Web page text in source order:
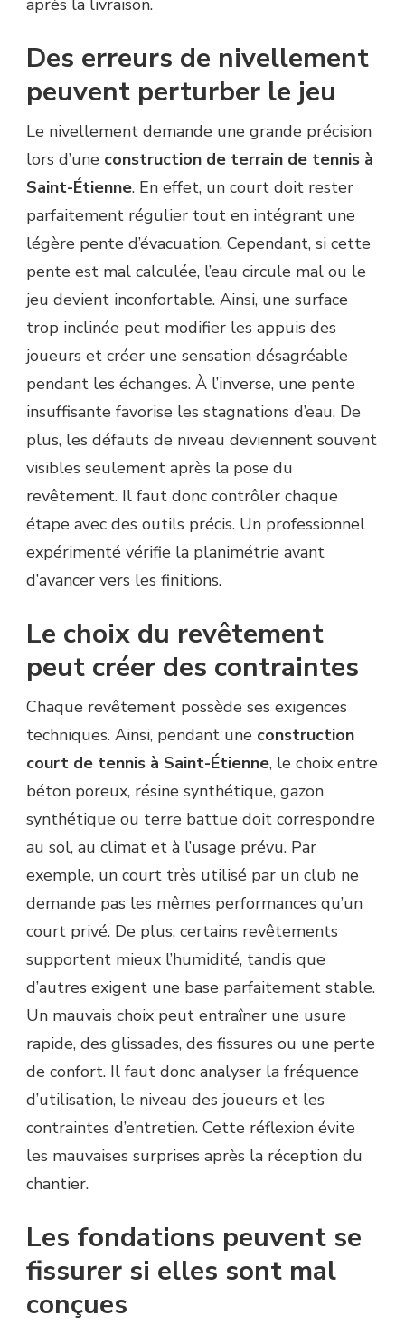
après la livraison.
Des erreurs de nivellement
peuvent perturber le jeu
Le nivellement demande une grande précision
lors d’une construction de terrain de tennis à
Saint-Étienne. En effet, un court doit rester
parfaitement régulier tout en intégrant une
légère pente d’évacuation. Cependant, si cette
pente est mal calculée, l’eau circule mal ou le
jeu devient inconfortable. Ainsi, une surface
trop inclinée peut modifier les appuis des
joueurs et créer une sensation désagréable
pendant les échanges. À l’inverse, une pente
insuffisante favorise les stagnations d’eau. De
plus, les défauts de niveau deviennent souvent
visibles seulement après la pose du
revêtement. Il faut donc contrôler chaque
étape avec des outils précis. Un professionnel
expérimenté vérifie la planimétrie avant
d’avancer vers les finitions.
Le choix du revêtement
peut créer des contraintes
Chaque revêtement possède ses exigences
techniques. Ainsi, pendant une construction
court de tennis à Saint-Étienne, le choix entre
béton poreux, résine synthétique, gazon
synthétique ou terre battue doit correspondre
au sol, au climat et à l’usage prévu. Par
exemple, un court très utilisé par un club ne
demande pas les mêmes performances qu’un
court privé. De plus, certains revêtements
supportent mieux l’humidité, tandis que
d’autres exigent une base parfaitement stable.
Un mauvais choix peut entraîner une usure
rapide, des glissades, des fissures ou une perte
de confort. Il faut donc analyser la fréquence
d’utilisation, le niveau des joueurs et les
contraintes d’entretien. Cette réflexion évite
les mauvaises surprises après la réception du
chantier.
Les fondations peuvent se
fissurer si elles sont mal
conçues